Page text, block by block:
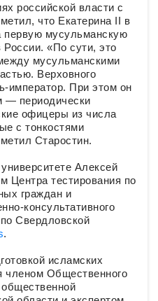
российской власти с
что Екатерина II в
первую мусульманскую
«По сути, это
мусульманскими
Верховного
император. При этом он
— периодически
офицеры из числа
с тонкостями
Старостин.
Алексей
Центра тестирования по
граждан и
консультативного
Свердловской
.
исламских
членом Общественного